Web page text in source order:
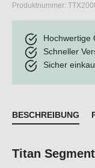
Produktnummer:
Hochwertige
Schneller
Sicher
BESCHREIBUNG
Titan